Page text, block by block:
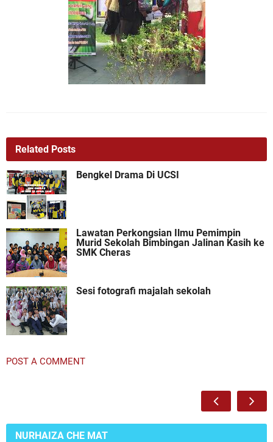
Related Posts
Bengkel Drama Di UCSI
Lawatan Perkongsian Ilmu Pemimpin
Murid Sekolah Bimbingan Jalinan Kasih ke
SMK Cheras
Sesi fotografi majalah sekolah
POST A COMMENT
NURHAIZA CHE MAT